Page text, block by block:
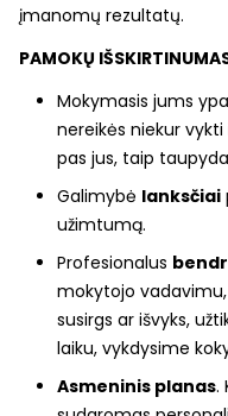
įmanomų rezultatų.
PAMOKŲ
Mokymasis jums
nereikės niekur
pas jus, taip
Galimybė lanksčiai
užimtumą.
Profesionalus
mokytojo
susirgs ar išvyks,
laiku, vykdysime
Asmeninis planas.